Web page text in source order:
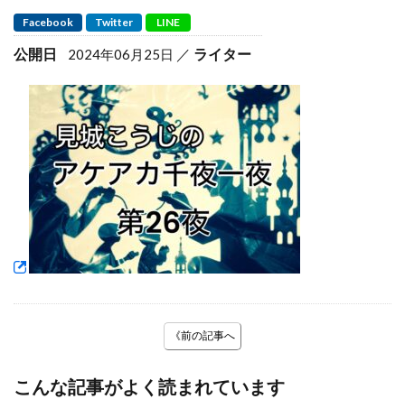
Facebook Twitter LINE
公開日 2024年06月25日 ライター
《前の記事へ
こんな記事がよく読まれています